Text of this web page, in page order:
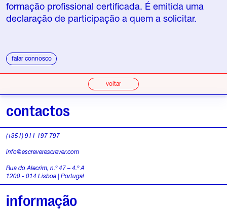
formação profissional certificada. É emitida uma
declaração de participação a quem a solicitar.
falar connosco
voltar
contactos
(+351) 911 197 797
info@escreverescrever.com
Rua do Alecrim, n.º 47 – 4.º A
1200 - 014 Lisboa | Portugal
informação